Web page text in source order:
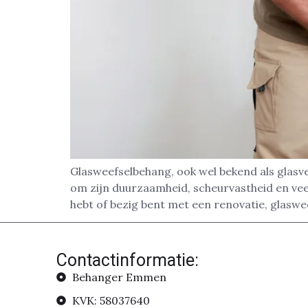
Glasweefselbehang, ook wel bekend als
om zijn duurzaamheid, scheurvastheid en
hebt of bezig bent met een renovatie,
Contactinformatie:
Behanger Emmen
KVK: 58037640